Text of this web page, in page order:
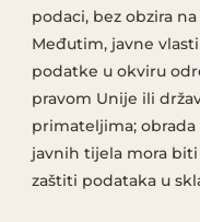
podaci, bez obzira
Međutim, javne
podatke u okviru
pravom Unije ili
primateljima;
javnih tijela mora
zaštiti podataka u